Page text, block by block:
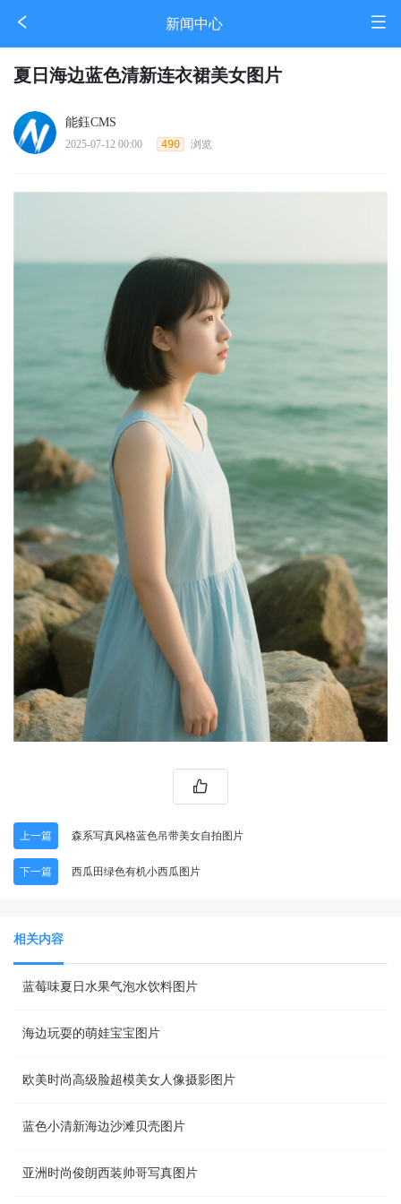
新闻中心
夏日海边蓝色清新连衣裙美女图片
能鈺CMS
2025-07-12 00:00 490 浏览
上一篇 森系写真风格蓝色吊带美女自拍图片
下一篇 西瓜田绿色有机小西瓜图片
相关内容
蓝莓味夏日水果气泡水饮料图片
海边玩耍的萌娃宝宝图片
欧美时尚高级脸超模美女人像摄影图片
蓝色小清新海边沙滩贝壳图片
亚洲时尚俊朗西装帅哥写真图片